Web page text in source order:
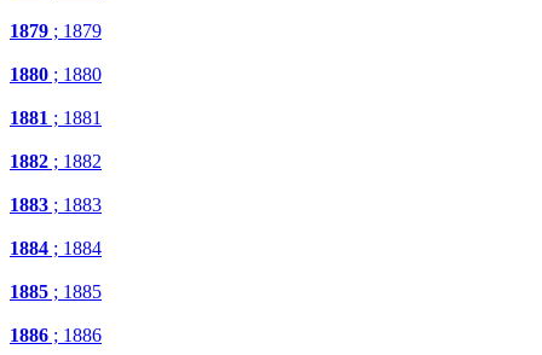
1879 ; 1879
1880 ; 1880
1881 ; 1881
1882 ; 1882
1883 ; 1883
1884 ; 1884
1885 ; 1885
1886 ; 1886